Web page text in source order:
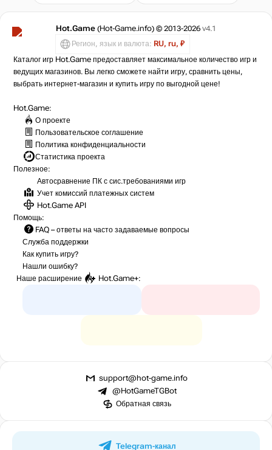
Hot.Game (Hot-Game.info) © 2013-2026 v4.1
Регион, язык и валюта: RU, ru, ₽
Каталог игр Hot.Game предоставляет максимальное количество игр и
ведущих магазинов. Вы легко сможете найти игру, сравнить цены,
выбрать интернет-магазин и купить игру по выгодной цене!
Hot.Game:
О проекте
Пользовательское соглашение
Политика конфиденциальности
Статистика проекта
Полезное:
Автосравнение ПК с сис.требованиями игр
Учет комиссий платежных систем
Hot.Game API
Помощь:
FAQ – ответы на часто задаваемые вопросы
Служба поддержки
Как купить игру?
Нашли ошибку?
Наше расширение
Hot.Game+:
support@hot-game.info
@HotGameTGBot
Обратная связь
Telegram-канал